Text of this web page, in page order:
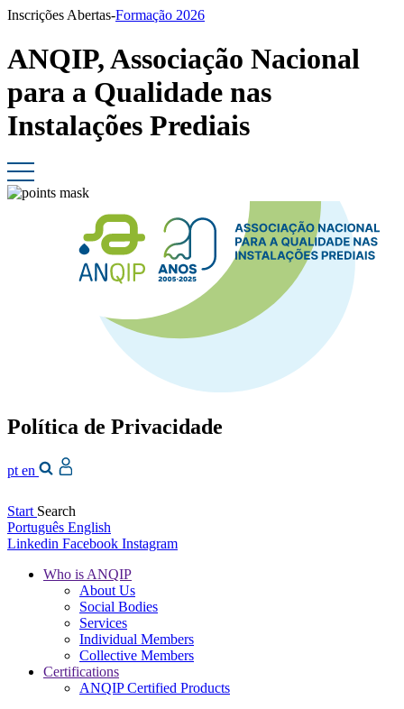
Inscrições Abertas-Formação 2026
ANQIP, Associação Nacional
para a Qualidade nas
Instalações Prediais
Política de Privacidade
pt en
Start Search
Português English
Linkedin Facebook Instagram
Who is ANQIP
About Us
Social Bodies
Services
Individual Members
Collective Members
Certifications
ANQIP Certified Products